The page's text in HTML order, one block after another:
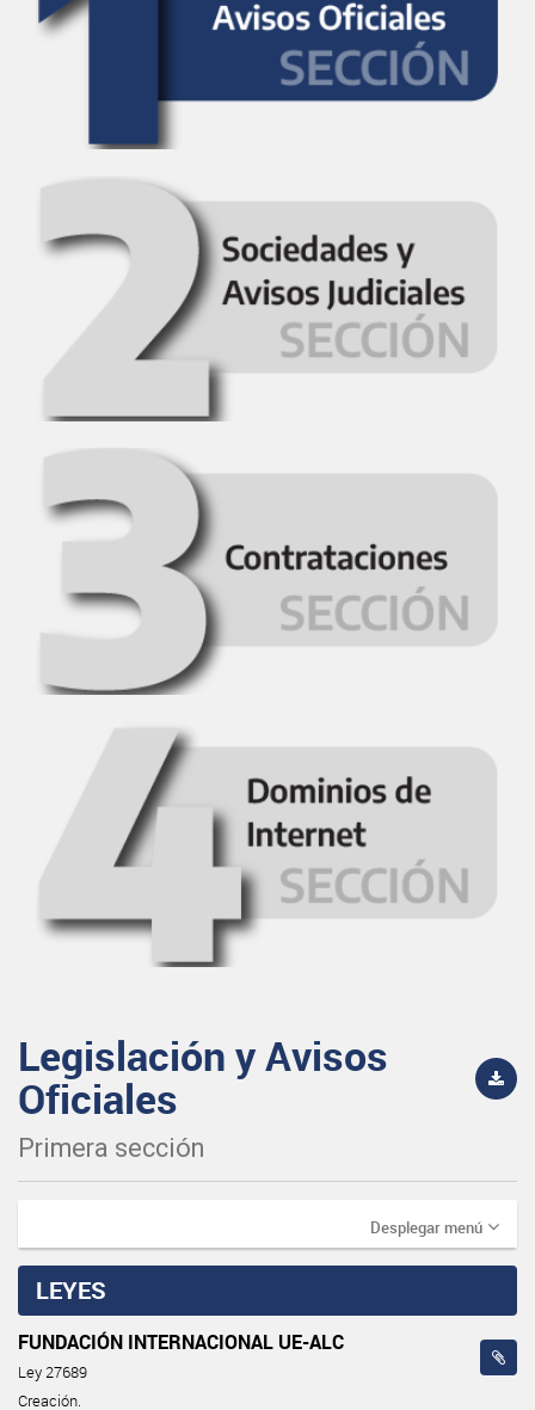
Legislación y Avisos
Oficiales
Primera sección
Desplegar menú
LEYES
FUNDACIÓN INTERNACIONAL UE-ALC
Ley 27689
Creación.